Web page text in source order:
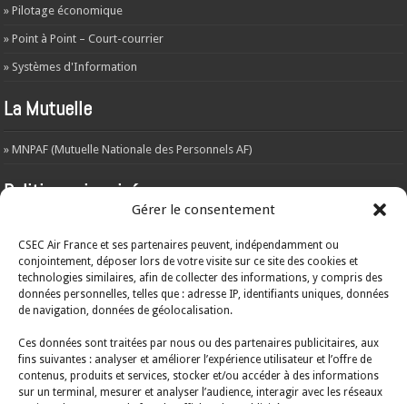
Gérer le consentement
CSEC Air France et ses partenaires peuvent, indépendamment ou
conjointement, déposer lors de votre visite sur ce site des cookies et
technologies similaires, afin de collecter des informations, y compris des
données personnelles, telles que : adresse IP, identifiants uniques, données
de navigation, données de géolocalisation.
Ces données sont traitées par nous ou des partenaires publicitaires, aux
fins suivantes : analyser et améliorer l’expérience utilisateur et l’offre de
contenus, produits et services, stocker et/ou accéder à des informations
sur un terminal, mesurer et analyser l’audience, interagir avec les réseaux
» Pilotage économique
» Point à Point – Court-courrier
» Systèmes d'Information
La Mutuelle
» MNPAF (Mutuelle Nationale des Personnels AF)
Politique vie privée
csecaf.fr – de la manière dont les données sont récoltées et traitées par le
responsable du traitement. Aconsulter ICI
ARCHIVES
Mentions légales